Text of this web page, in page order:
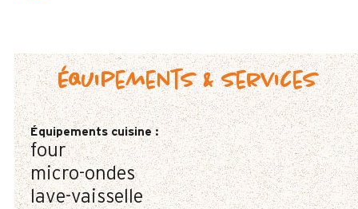
Équipements & services
Équipements cuisine:
four
micro-ondes
lave-vaisselle